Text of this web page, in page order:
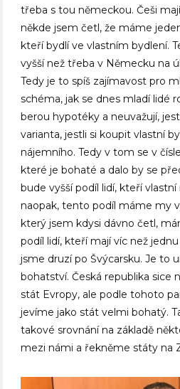
třeba s tou německou. Češi
někde jsem četl, že máme
kteří bydlí ve vlastním bydlení.
vyšší než třeba v Německu na
Tedy je to spíš zajímavost pro
schéma, jak se dnes mladí lidé
berou hypotéky a neuvažují,
varianta, jestli si koupit vlastní
nájemního. Tedy v tom se v
které je bohaté a dalo by se
bude vyšší podíl lidí, kteří
naopak, tento podíl máme my
který jsem kdysi dávno četl,
podíl lidí, kteří mají víc než
jsme druzí po Švýcarsku. Je to
bohatství. Česká republika sice
stát Evropy, ale podle tohoto
jevíme jako stát velmi bohatý.
takové srovnání na základě
mezi námi a řekněme státy na